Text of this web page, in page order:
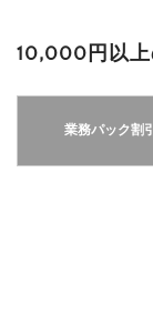
10,000円以
業務パック割引